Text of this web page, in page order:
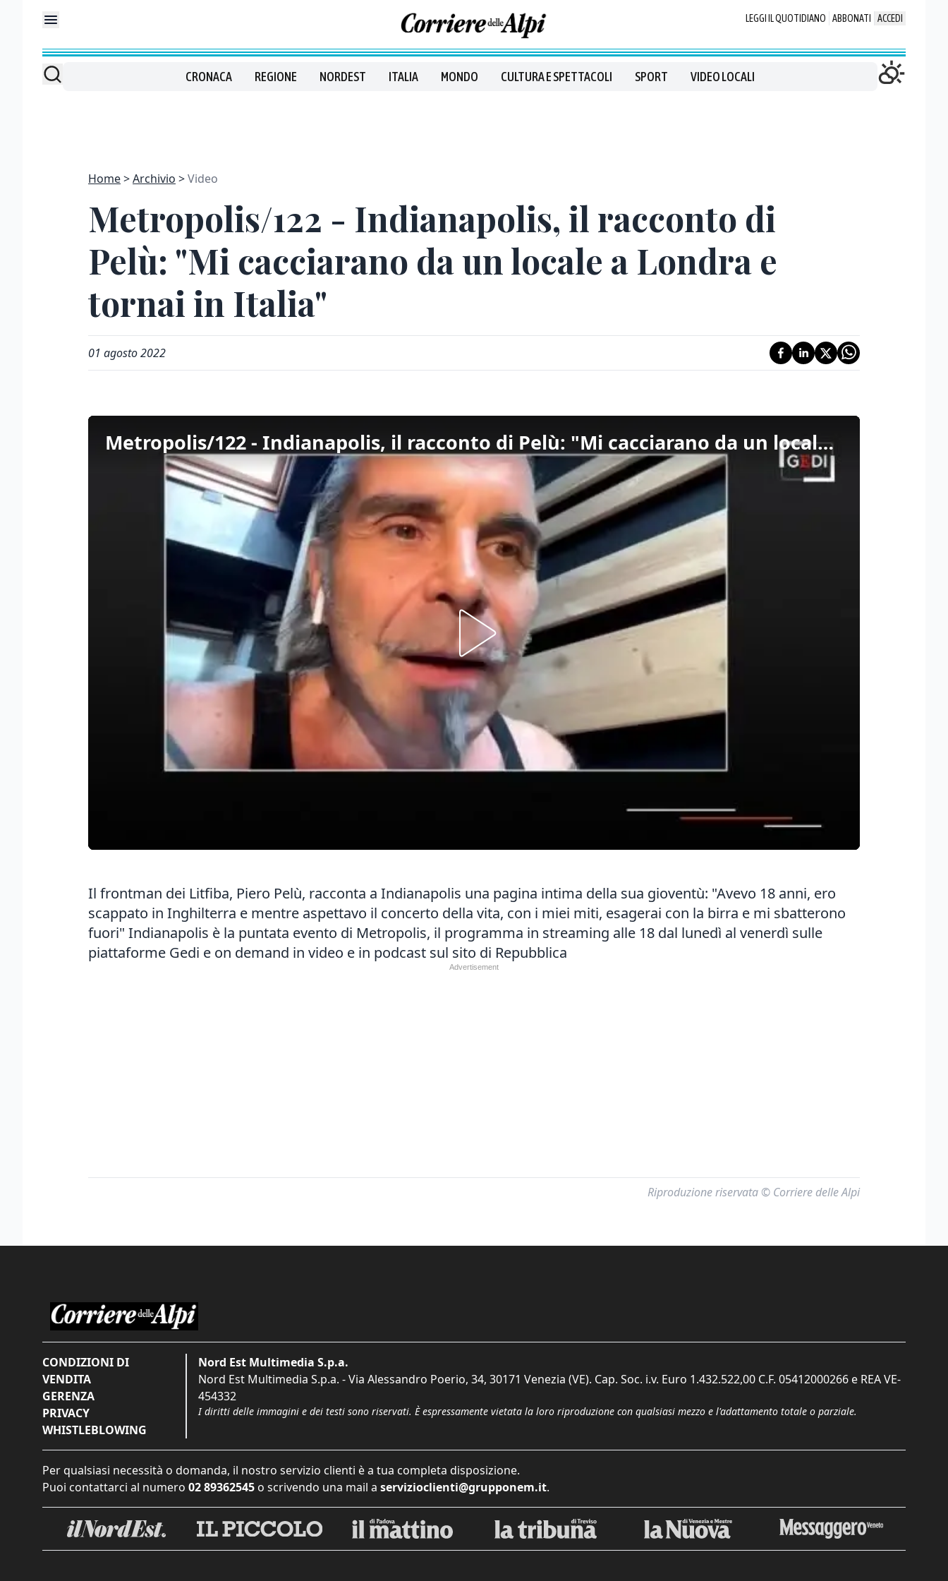
LEGGI IL QUOTIDIANO ABBONATI ACCEDI
CRONACA REGIONE NORDEST ITALIA MONDO CULTURA E SPETTACOLI SPORT VIDEO LOCALI
Home Archivio Video
Metropolis/122 - Indianapolis, il racconto di
Pelù: "Mi cacciarano da un locale a Londra e
tornai in Italia"
01 agosto 2022
Metropolis/122 - Indianapolis, il racconto di Pelù: "Mi cacciarano da un locale a Londra e tornai in Italia"
Il frontman dei Litfiba, Piero Pelù, racconta a Indianapolis una pagina intima della sua gioventù: "Avevo 18 anni, ero
scappato in Inghilterra e mentre aspettavo il concerto della vita, con i miei miti, esagerai con la birra e mi sbatterono
fuori" Indianapolis è la puntata evento di Metropolis, il programma in streaming alle 18 dal lunedì al venerdì sulle
piattaforme Gedi e on demand in video e in podcast sul sito di Repubblica
Riproduzione riservata © Corriere delle Alpi
CONDIZIONI DI
VENDITA
GERENZA
PRIVACY
WHISTLEBLOWING
Nord Est Multimedia S.p.a.
Nord Est Multimedia S.p.a. - Via Alessandro Poerio, 34, 30171 Venezia (VE). Cap. Soc. i.v. Euro 1.432.522,00 C.F. 05412000266 e REA VE-
454332
I diritti delle immagini e dei testi sono riservati. È espressamente vietata la loro riproduzione con qualsiasi mezzo e l'adattamento totale o parziale.
Per qualsiasi necessità o domanda, il nostro servizio clienti è a tua completa disposizione.
Puoi contattarci al numero 02 89362545 o scrivendo una mail a servizioclienti@grupponem.it.